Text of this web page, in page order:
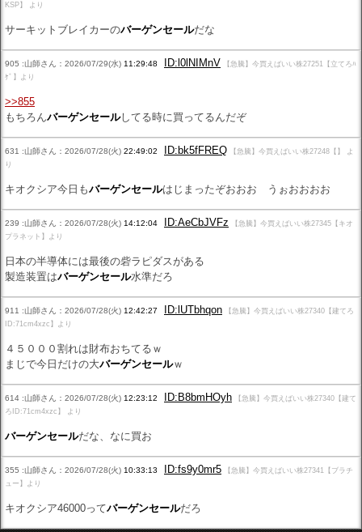
KSP】 より
サーキットブレイカーのバーゲンセールだな
905 :山師さん：2026/07/29(水) 11:29:48 ID:l0lNIMnV
【急騰】今買えばいい株27251【立てろﾊ
ｹﾞ】より
>>855
もちろんバーゲンセールしてる時に買ってるんだぞ
631 :山師さん：2026/07/28(火) 22:49:02 ID:bk5fFREQ
【急騰】今買えばいい株27248【】 よ
り
キオクシア今日もバーゲンセールはじまったぞおおお うぉおおおお
239 :山師さん：2026/07/28(火) 14:12:04 ID:AeCbJVFz
【急騰】今買えばいい株27345【キオ
プラネット】より
日本の半導体には最後の砦ラピダスがある
製造装置はバーゲンセール水準だろ
911 :山師さん：2026/07/28(火) 12:42:27 ID:lUTbhqon
【急騰】今買えばいい株27340【建てろ
ID:71cm4xzc】より
４５０００割れは財布おちてるｗ
まじで今日だけの大バーゲンセールｗ
614 :山師さん：2026/07/28(火) 12:23:12 ID:B8bmHOyh
【急騰】今買えばいい株27340【建て
ろID:71cm4xzc】 より
バーゲンセールだな、なに買お
355 :山師さん：2026/07/28(火) 10:33:13 ID:fs9y0mr5
【急騰】今買えばいい株27341【ブラチ
ュー】より
キオクシア46000ってバーゲンセールだろ